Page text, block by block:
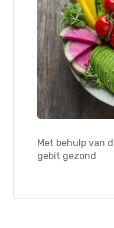
Met behulp van
gebit gezond